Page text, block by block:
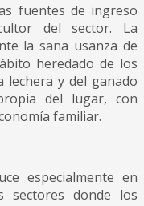
fuentes de ingreso
del sector. La
la sana usanza de
heredado de los
lechera y del ganado
del lugar, con
familiar.
especialmente en
sectores donde los